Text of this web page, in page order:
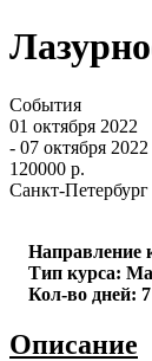
События
01 октября 2022
- 07 октября 2022
120000 р.
Санкт-Петербург
Направление
Тип курса:
Кол-во дней: 7
Описание